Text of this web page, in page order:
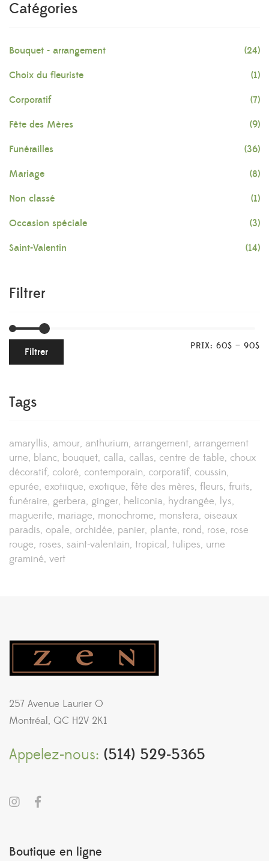
Catégories
Bouquet - arrangement (24)
Choix du fleuriste (1)
Corporatif (7)
Fête des Mères (9)
Funérailles (36)
Mariage (8)
Non classé (1)
Occasion spéciale (3)
Saint-Valentin (14)
Filtrer
Filtrer PRIX: 60$ — 90$
Tags
amaryllis amour anthurium arrangement arrangement
urne blanc bouquet calla callas centre de table choux
décoratif coloré contemporain corporatif coussin
epurée exotiique exotique fête des mères fleurs fruits
funéraire gerbera ginger heliconia hydrangée lys
maguerite mariage monochrome monstera oiseaux
paradis opale orchidée panier plante rond rose rose
rouge roses saint-valentain tropical tulipes urne
graminé vert
257 Avenue Laurier O
Montréal, QC H2V 2K1
Appelez-nous: (514) 529-5365
Boutique en ligne